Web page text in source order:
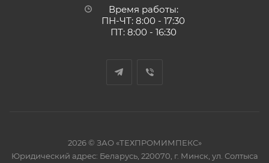
Время работы:
ПН-ЧТ: 8:00 - 17:30
ПТ: 8:00 - 16:30
2026 © ЗАО «ТЕХПРОМИМПЕКС»
Юридический адрес: Беларусь, 220070, г. Минск, ул. Солтыса